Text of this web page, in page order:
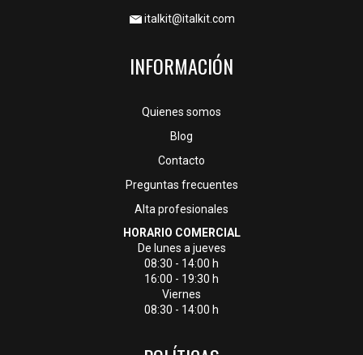
italkit@italkit.com
INFORMACIÓN
Quienes somos
Blog
Contacto
Preguntas frecuentes
Alta profesionales
HORARIO COMERCIAL
De lunes a jueves
08:30 - 14:00 h
16:00 - 19:30 h
Viernes
08:30 - 14:00 h